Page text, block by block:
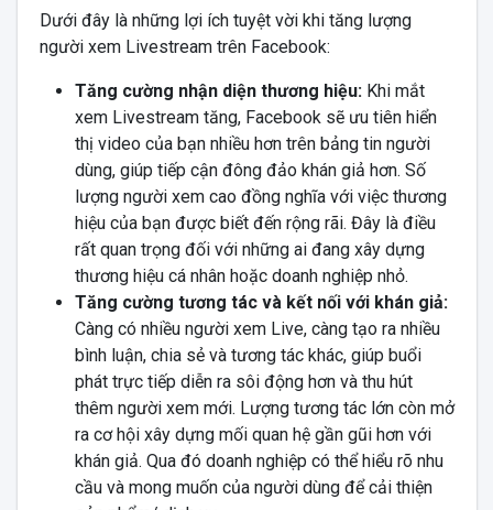
Dưới đây là những lợi ích tuyệt vời khi tăng lượng
người xem Livestream trên Facebook:
Tăng cường nhận diện thương hiệu:Khi mắt
xem Livestream tăng, Facebook sẽ ưu tiên hiển
thị video của bạn nhiều hơn trên bảng tin người
dùng, giúp tiếp cận đông đảo khán giả hơn. Số
lượng người xem cao đồng nghĩa với việc thương
hiệu của bạn được biết đến rộng rãi. Đây là điều
rất quan trọng đối với những ai đang xây dựng
thương hiệu cá nhân hoặc doanh nghiệp nhỏ.
Tăng cường tương tác và kết nối với khán giả:
Càng có nhiều người xem Live, càng tạo ra nhiều
bình luận, chia sẻ và tương tác khác, giúp buổi
phát trực tiếp diễn ra sôi động hơn và thu hút
thêm người xem mới. Lượng tương tác lớn còn mở
ra cơ hội xây dựng mối quan hệ gần gũi hơn với
khán giả. Qua đó doanh nghiệp có thể hiểu rõ nhu
cầu và mong muốn của người dùng để cải thiện